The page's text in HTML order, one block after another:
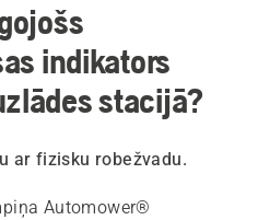
indikators
stacijā?
ar fizisku robežvadu.
Automower®